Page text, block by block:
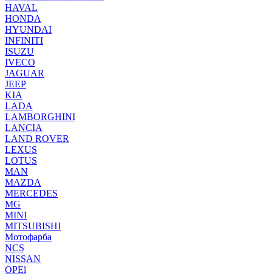
HAVAL
HONDA
HYUNDAI
INFINITI
ISUZU
IVECO
JAGUAR
JEEP
KIA
LADA
LAMBORGHINI
LANCIA
LAND ROVER
LEXUS
LOTUS
MAN
MAZDA
MERCEDES
MG
MINI
MITSUBISHI
Мотофарба
NCS
NISSAN
OPEl